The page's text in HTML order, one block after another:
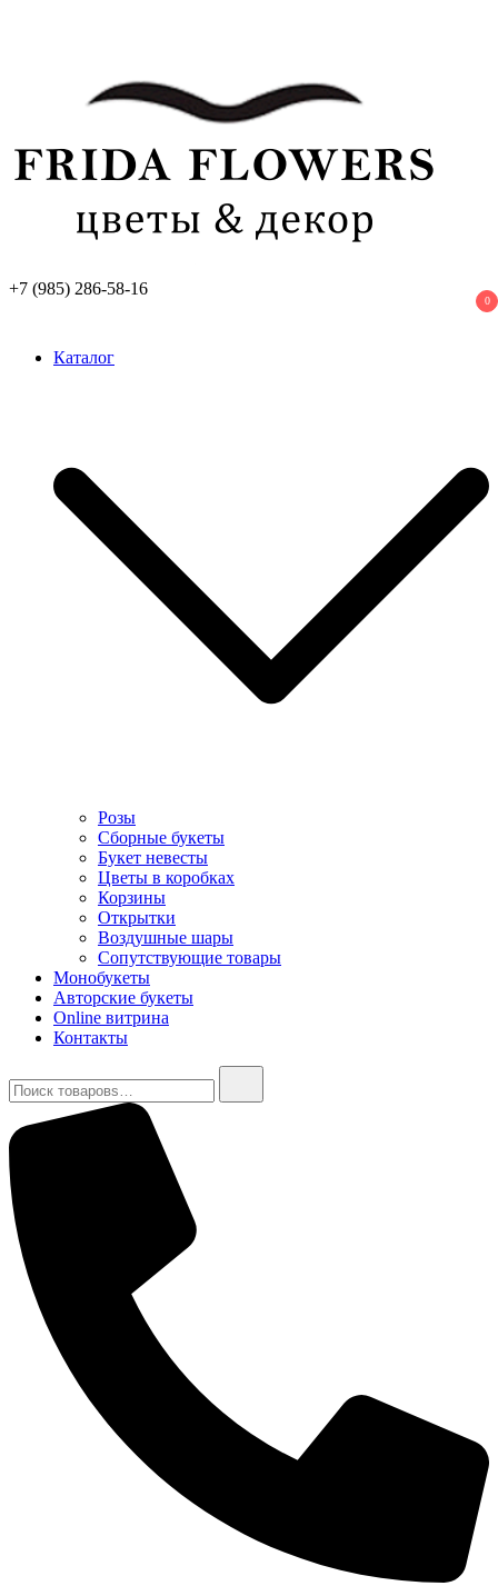
+7 (985) 286-58-16
0
Каталог
Розы
Сборные букеты
Букет невесты
Цветы в коробках
Корзины
Открытки
Воздушные шары
Сопутствующие товары
Монобукеты
Авторские букеты
Online витрина
Контакты